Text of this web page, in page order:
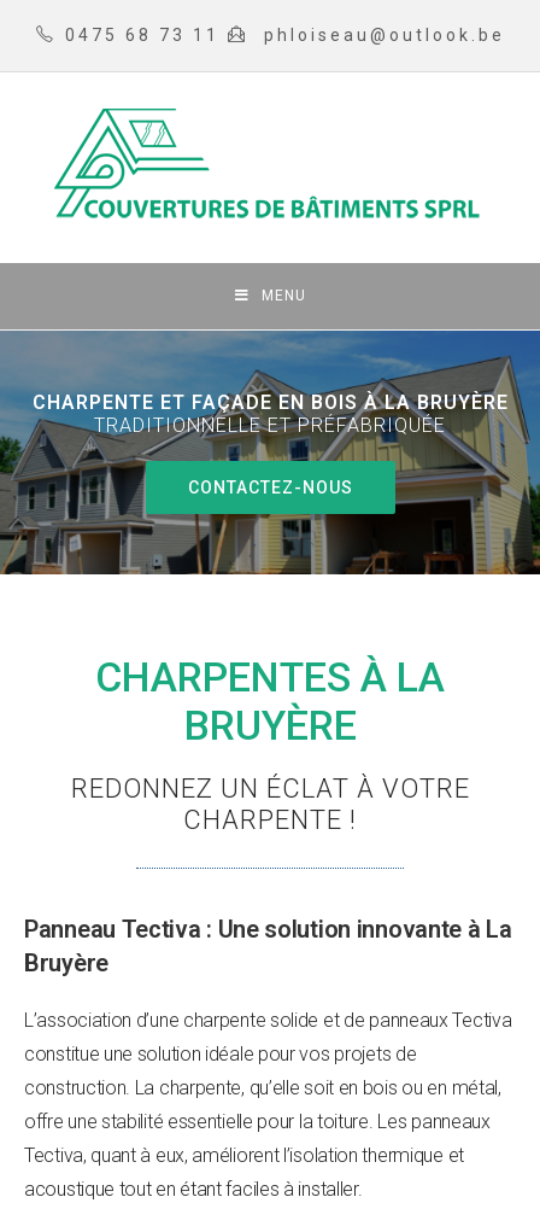
0475 68 73 11 phloiseau@outlook.be
MENU
CHARPENTE ET FAÇADE EN BOIS À LA BRUYÈRE
TRADITIONNELLE ET PRÉFABRIQUÉE
CONTACTEZ-NOUS
CHARPENTES À LA
BRUYÈRE
REDONNEZ UN ÉCLAT À VOTRE
CHARPENTE !
Panneau Tectiva : Une solution innovante à La
Bruyère
L’association d’une charpente solide et de panneaux Tectiva
constitue une solution idéale pour vos projets de
construction. La charpente, qu’elle soit en bois ou en métal,
offre une stabilité essentielle pour la toiture. Les panneaux
Tectiva, quant à eux, améliorent l’isolation thermique et
acoustique tout en étant faciles à installer.